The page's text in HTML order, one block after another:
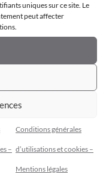
uniques sur ce site. Le
peut affecter
–
Conditions générales
d’utilisations et cookies –
Mentions légales
pour bébés et